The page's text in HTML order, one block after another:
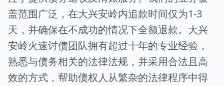
盖范围广泛，在大兴安岭内追款时间仅为1-3
天，并确保在不成功的情况下全额退款。大兴
安岭火速讨债团队拥有超过十年的专业经验，
熟悉与债务相关的法律法规，并采用合法且高
效的方式，帮助债权人从繁杂的法律程序中得